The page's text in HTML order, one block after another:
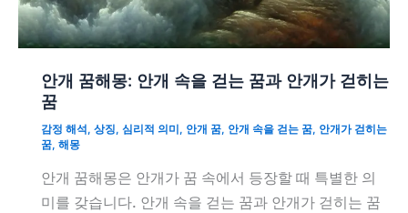
안개 꿈해몽: 안개 속을 걷는 꿈과 안개가 걷히는
꿈
감정 해석 , 상징, 심리적 의미 , 안개 꿈, 안개 속을 걷는 꿈, 안개가 걷히는
꿈, 해몽
안개 꿈해몽은 안개가 꿈 속에서 등장할 때 특별한 의
미를 갖습니다. 안개 속을 걷는 꿈과 안개가 걷히는 꿈